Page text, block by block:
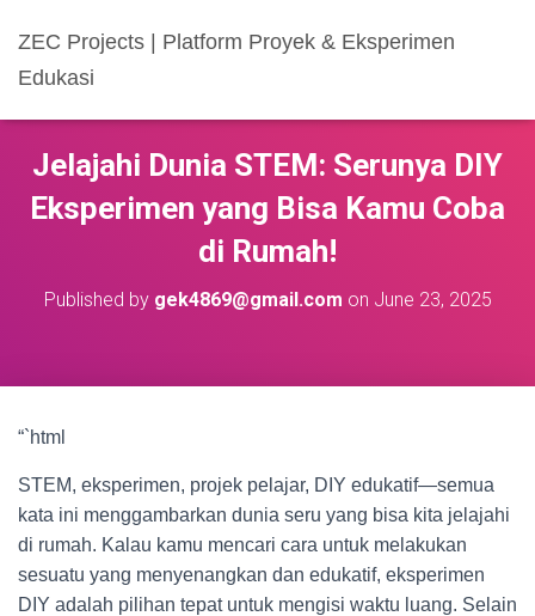
ZEC Projects | Platform Proyek & Eksperimen
Edukasi
Jelajahi Dunia STEM: Serunya DIY
Eksperimen yang Bisa Kamu Coba
di Rumah!
Published by gek4869@gmail.com on June 23, 2025
“`html
STEM, eksperimen, projek pelajar, DIY edukatif—semua
kata ini menggambarkan dunia seru yang bisa kita jelajahi
di rumah. Kalau kamu mencari cara untuk melakukan
sesuatu yang menyenangkan dan edukatif, eksperimen
DIY adalah pilihan tepat untuk mengisi waktu luang. Selain